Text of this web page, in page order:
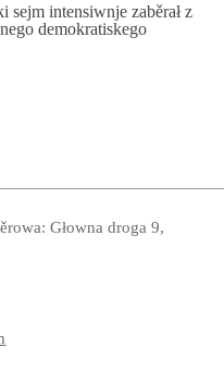
sejm intensiwnje zaběrał z
demokratiskego
Głowna droga 9,